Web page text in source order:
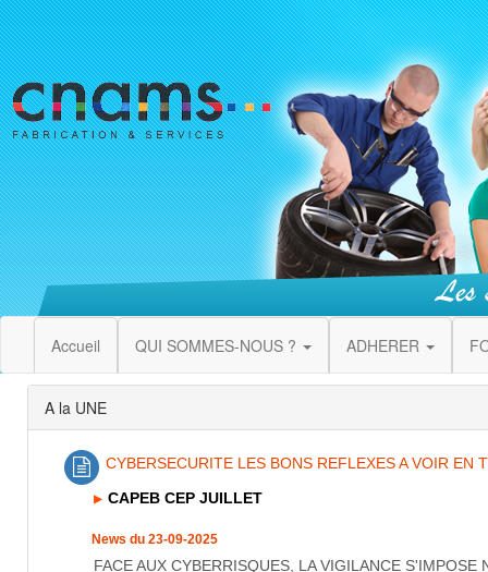
Accueil QUI SOMMES-NOUS ? ADHERER
A la UNE
CYBERSECURITE LES BONS REFLEXES A VOIR EN
CAPEB CEP JUILLET
News du 23-09-2025
FACE AUX CYBERRISQUES, LA VIGILANCE